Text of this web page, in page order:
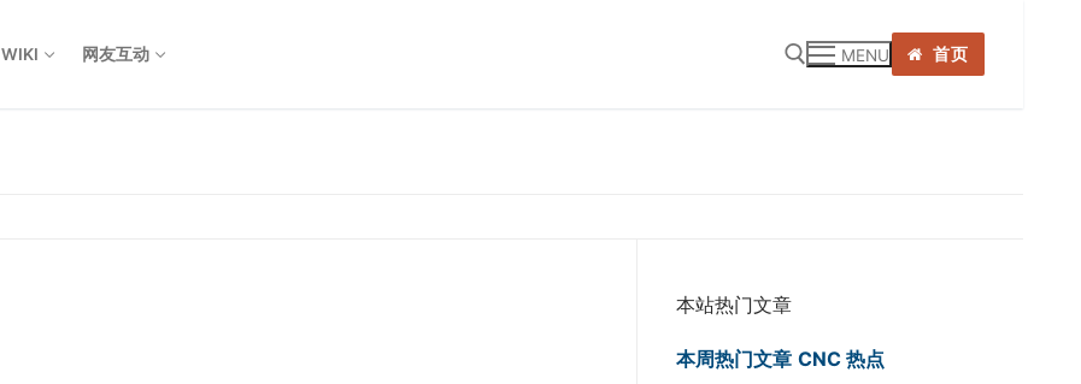
WIKI 网友互动 MENU 首页
本站热门文章
本周热门文章 CNC 热点